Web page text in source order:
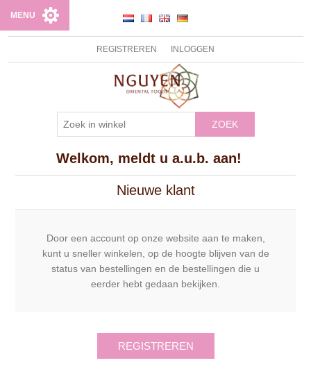
REGISTREREN INLOGGEN
ZOEK
MENU
Welkom, meldt u a.u.b. aan!
Nieuwe klant
Door een account op onze website aan te maken,
kunt u sneller winkelen, op de hoogte blijven van de
status van bestellingen en de bestellingen die u
eerder hebt gedaan bekijken.
REGISTREREN